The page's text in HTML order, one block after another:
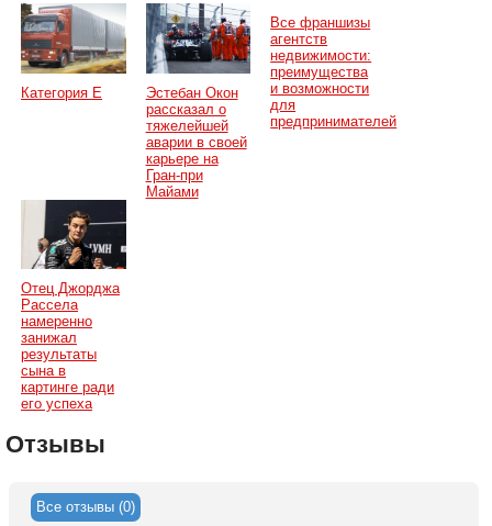
Категория Е
Эстебан Окон
рассказал о
тяжелейшей
аварии в своей
карьере на
Гран-при
Майами
Все франшизы
агентств
недвижимости:
преимущества
и возможности
для
предпринимателей
Отец Джорджа
Рассела
намеренно
занижал
результаты
сына в
картинге ради
его успеха
Отзывы
Все отзывы (0)